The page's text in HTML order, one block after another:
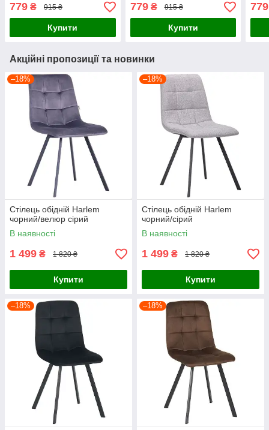
779 ₴ 915 ₴
Купити
779₴ 915 ₴
Купити
779
Акційні пропозиції та новинки
–18%
Стілець обідній Harlem
чорний/велюр сірий
В наявності
1 499 ₴ 1 820 ₴
Купити
–18%
Стілець обідній Harlem
чорний/сірий
В наявності
1 499 ₴ 1 820 ₴
Купити
–18% –18%